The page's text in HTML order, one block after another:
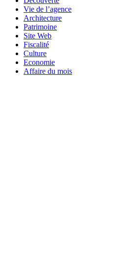
Vie de l’agence
Architecture
Patrimoine
Site Web
Fiscalité
Culture
Economie
Affaire du mois